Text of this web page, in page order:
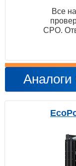
Все
СРО.
Аналоги